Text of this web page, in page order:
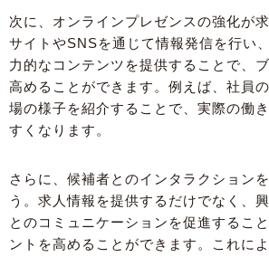
次に、オンラインプレゼンスの強化が
サイトやSNSを通じて情報発信を行い
力的なコンテンツを提供することで、
高めることができます。例えば、社員
場の様子を紹介することで、実際の働
すくなります。
さらに、候補者とのインタラクション
う。求人情報を提供するだけでなく、
とのコミュニケーションを促進するこ
ントを高めることができます。これに